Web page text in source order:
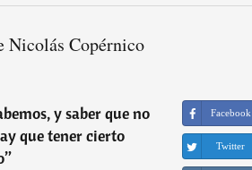
Nicolás Copérnico
y saber que no
que tener cierto
”
Facebook
Twitter